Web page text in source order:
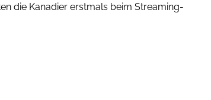
die Kanadier erstmals beim Streaming-